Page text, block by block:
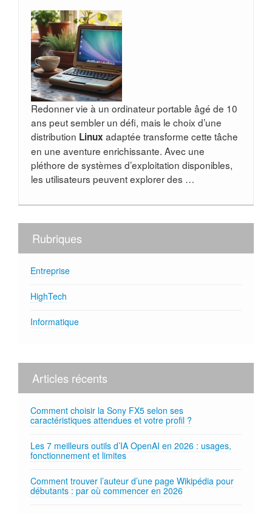
Redonner vie à un ordinateur portable âgé de 10
ans peut sembler un défi, mais le choix d’une
distribution Linux adaptée transforme cette tâche
en une aventure enrichissante. Avec une
pléthore de systèmes d’exploitation disponibles,
les utilisateurs peuvent explorer des …
Rubriques
Entreprise
HighTech
Informatique
Articles récents
Comment choisir la Sony FX5 selon ses
caractéristiques attendues et votre profil ?
Les 7 meilleurs outils d’IA OpenAI en 2026 : usages,
fonctionnement et limites
Comment trouver l’auteur d’une page Wikipédia pour
débutants : par où commencer en 2026